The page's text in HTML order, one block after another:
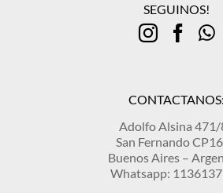
SEGUINOS!
CONTACTANOS:
Adolfo Alsina 471/
San Fernando
Buenos Aires –
Whatsapp: